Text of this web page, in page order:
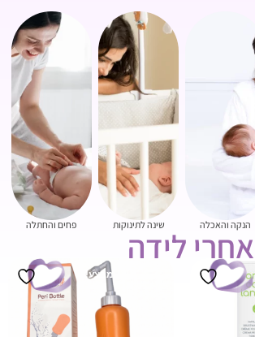
הנקה והאכלה שינה לתינוקות פחים והחתלה
אחרי לידה
מבצע!